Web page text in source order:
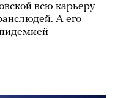
всю карьеру
А его